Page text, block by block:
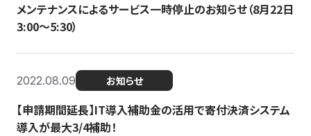
メンテナンスによるサービス一時停止のお知らせ（8月22日
3:00〜5:30）
2022.08.09 お知らせ
【申請期間延長】IT導入補助金の活用で寄付決済システム
導入が最大3/4補助！